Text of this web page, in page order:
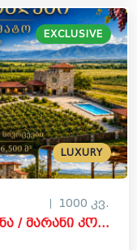
LUXURY
EXCLUSIVE
1000 კვ.
იყიდება შატო / ღვინის ქარხანა / მარანი კომერციული ფართი კახეთში